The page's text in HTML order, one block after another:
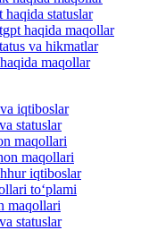
haqida statuslar
haqida maqollar
va hikmatlar
maqollar
iqtiboslar
statuslar
maqollari
maqollari
iqtiboslar
to‘plami
maqollari
statuslar